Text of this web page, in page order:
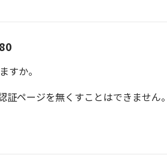
すか。
ページを無くすことはできません。